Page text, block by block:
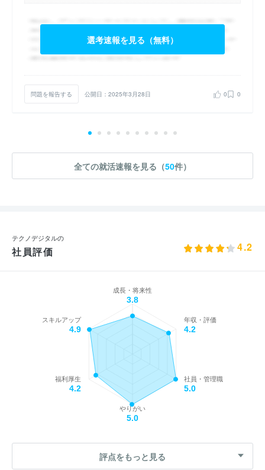
選考速報を見る（無料）
問題を報告する 公開日：2025年3月28日 0 0
全ての就活速報を見る（50件）
テクノデジタルの
社員評価 4.2
成長・将来性
3.8
年収・評価
4.2
社員・管理職
5.0
やりがい
5.0
福利厚生
4.2
スキルアップ
4.9
評点をもっと見る